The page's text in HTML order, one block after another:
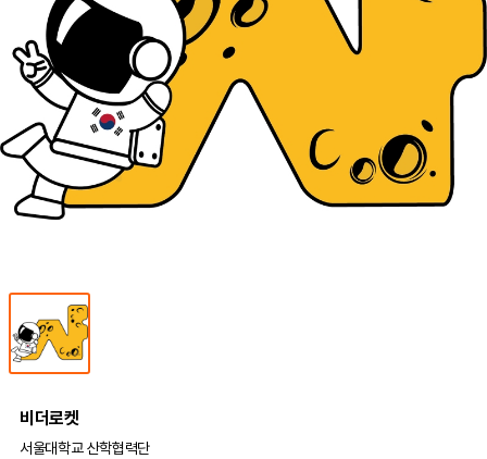
비더로켓
서울대학교 산학협력단